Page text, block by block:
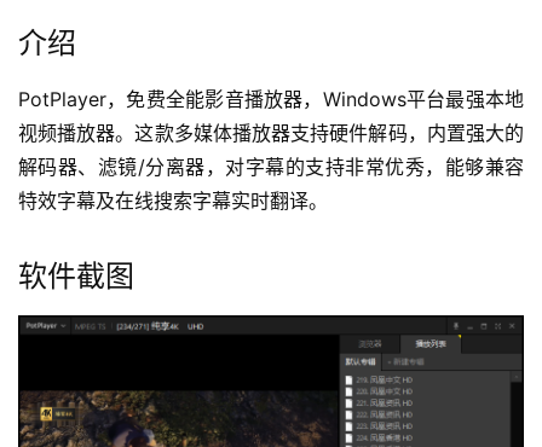
介绍
PotPlayer，免费全能影音播放器，Windows平台最强本地
视频播放器。这款多媒体播放器支持硬件解码，内置强大的
解码器、滤镜/分离器，对字幕的支持非常优秀，能够兼容
特效字幕及在线搜索字幕实时翻译。
软件截图